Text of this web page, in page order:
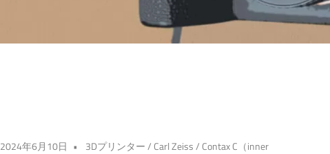
2024年6月10日 3Dプリンター/ Carl Zeiss/ Contax C（inner